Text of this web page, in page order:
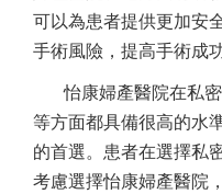
可以為患者提供更加安
手術風險，提高手術成功
怡康婦產醫院在私
等方面都具備很高的水
的首選。患者在選擇私
考慮選擇怡康婦產醫院